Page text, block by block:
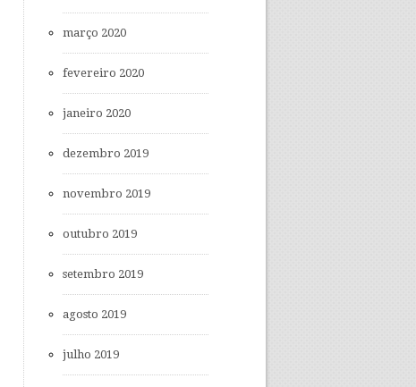
março 2020
fevereiro 2020
janeiro 2020
dezembro 2019
novembro 2019
outubro 2019
setembro 2019
agosto 2019
julho 2019